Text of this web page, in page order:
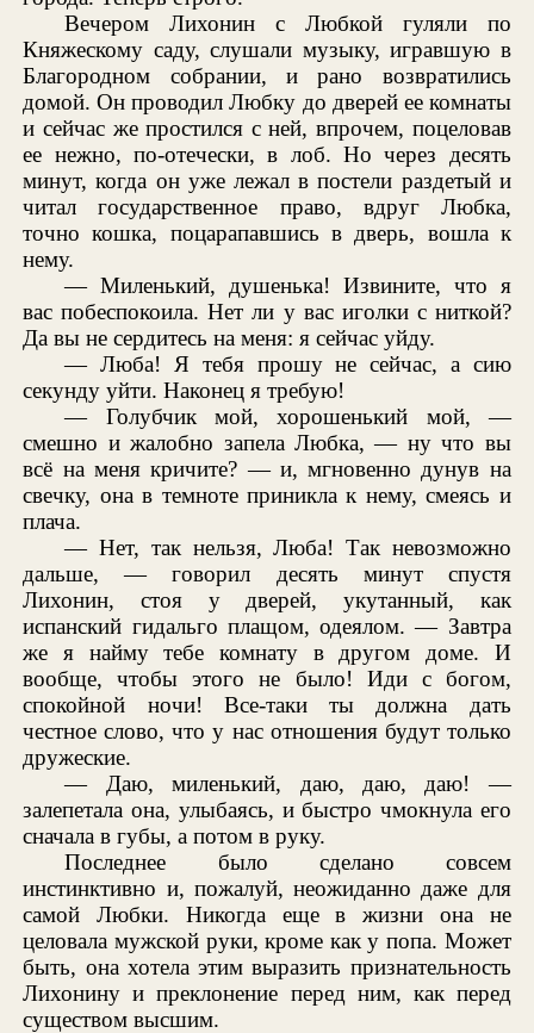
Вечером Лихонин с Любкой гуляли по
Княжескому саду, слушали музыку, игравшую в
Благородном собрании, и рано возвратились
домой. Он проводил Любку до дверей ее комнаты
и сейчас же простился с ней, впрочем, поцеловав
ее нежно, по-отечески, в лоб. Но через десять
минут, когда он уже лежал в постели раздетый и
читал государственное право, вдруг Любка,
точно кошка, поцарапавшись в дверь, вошла к
нему.
— Миленький, душенька! Извините, что я
вас побеспокоила. Нет ли у вас иголки с ниткой?
Да вы не сердитесь на меня: я сейчас уйду.
— Люба! Я тебя прошу не сейчас, а сию
секунду уйти. Наконец я требую!
— Голубчик мой, хорошенький мой, —
смешно и жалобно запела Любка, — ну что вы
всё на меня кричите? — и, мгновенно дунув на
свечку, она в темноте приникла к нему, смеясь и
плача.
— Нет, так нельзя, Люба! Так невозможно
дальше, — говорил десять минут спустя
Лихонин, стоя у дверей, укутанный, как
испанский гидальго плащом, одеялом. — Завтра
же я найму тебе комнату в другом доме. И
вообще, чтобы этого не было! Иди с богом,
спокойной ночи! Все-таки ты должна дать
честное слово, что у нас отношения будут только
дружеские.
— Даю, миленький, даю, даю, даю! —
залепетала она, улыбаясь, и быстро чмокнула его
сначала в губы, а потом в руку.
Последнее было сделано совсем
инстинктивно и, пожалуй, неожиданно даже для
самой Любки. Никогда еще в жизни она не
целовала мужской руки, кроме как у попа. Может
быть, она хотела этим выразить признательность
Лихонину и преклонение перед ним, как перед
существом высшим.